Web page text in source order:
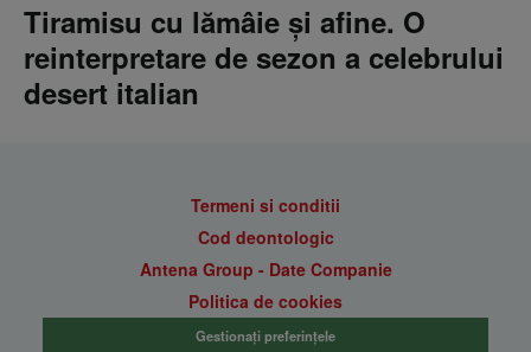
Tiramisu cu lămâie și afine. O
reinterpretare de sezon a celebrului
desert italian
Termeni si conditii
Cod deontologic
Antena Group - Date Companie
Politica de cookies
Gestionați preferințele